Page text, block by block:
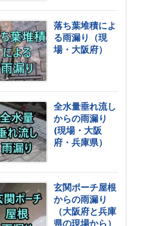
落ち葉堆積によ
る雨漏り（現
場・大阪府）
全水量垂れ流し
からの雨漏り
(現場・大阪
府・兵庫県）
玄関ポーチ屋根
からの雨漏り
（大阪府と兵庫
県の現場から）